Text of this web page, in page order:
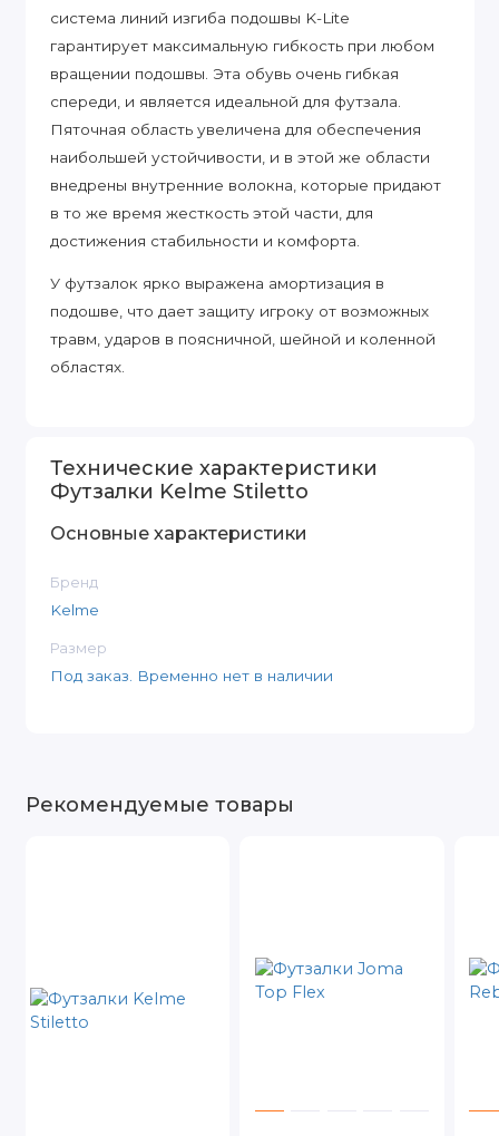
система линий изгиба подошвы K-Lite
гарантирует максимальную гибкость при любом
вращении подошвы. Эта обувь очень гибкая
спереди, и является идеальной для футзала.
Пяточная область увеличена для обеспечения
наибольшей устойчивости, и в этой же области
внедрены внутренние волокна, которые придают
в то же время жесткость этой части, для
достижения стабильности и комфорта.
У футзалок ярко выражена амортизация в
подошве, что дает защиту игроку от возможных
травм, ударов в поясничной, шейной и коленной
областях.
Технические характеристики
Футзалки Kelme Stiletto
Основные характеристики
Бренд
Kelme
Размер
Под заказ. Временно нет в наличии
Рекомендуемые товары